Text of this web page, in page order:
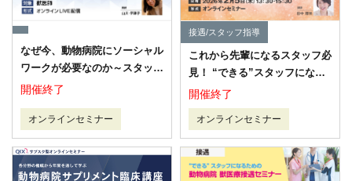
なぜ今、動物病院にソーシャル
ワークが必要なのか～スタッ
フ・飼い主・社会を支える動物
オンラインセミナー
開催終了
接遇/スタッフ指導
これから先輩になるスタッフ必
見！ “できる”スタッフになる
ための動物病院獣医療接遇セミ
ナーシリーズ第5弾～後輩への
仕事の教え方・指導の仕方～
オンラインセミナー
開催終了